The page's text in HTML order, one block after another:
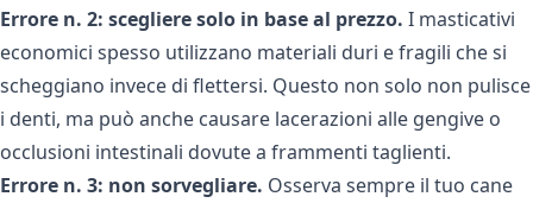
Errore n. 2: scegliere solo in base al prezzo. I masticativi
economici spesso utilizzano materiali duri e fragili che si
scheggiano invece di flettersi. Questo non solo non pulisce
i denti, ma può anche causare lacerazioni alle gengive o
occlusioni intestinali dovute a frammenti taglienti.
Errore n. 3: non sorvegliare. Osserva sempre il tuo cane